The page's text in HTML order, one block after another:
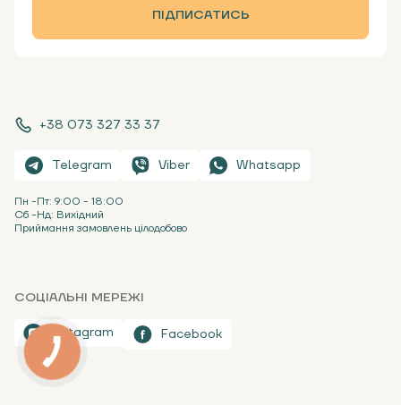
+38 073 327 33 37
Telegram Viber Whatsapp
Пн -Пт: 9:00 - 18:00
Сб -Нд: Вихідний
Приймання замовлень цілодобово
СОЦІАЛЬНІ МЕРЕЖІ
Instagram Facebook
ПІДПИСАТИСЬ